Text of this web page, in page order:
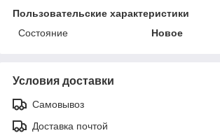
Пользовательские характеристики
Состояние
Новое
Условия доставки
Самовывоз
Доставка почтой